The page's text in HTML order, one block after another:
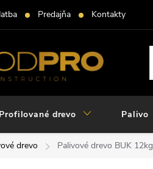
Predajňa Kontakty
Profilované drevo Palivo
drevo Palivové drevo BUK 12kg